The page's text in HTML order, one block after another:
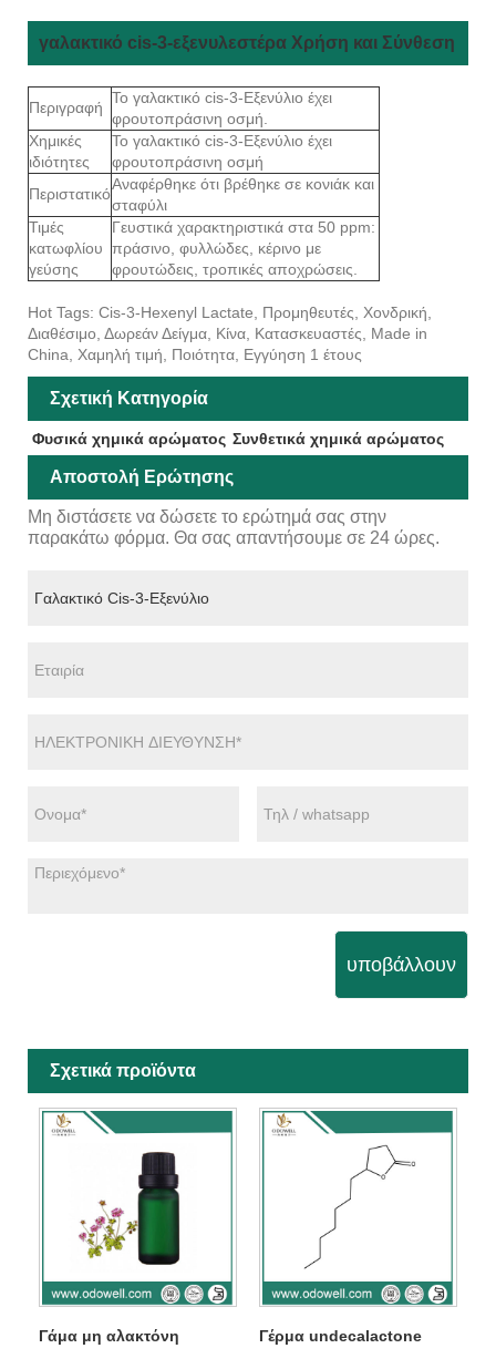
γαλακτικό cis-3-εξενυλεστέρα Χρήση και Σύνθεση
Περιγραφή
Το γαλακτικό cis-3-Εξενύλιο έχει
φρουτοπράσινη οσμή.
Χημικές
ιδιότητες
Το γαλακτικό cis-3-Εξενύλιο έχει
φρουτοπράσινη οσμή
Περιστατικό
Αναφέρθηκε ότι βρέθηκε σε κονιάκ και
σταφύλι
Τιμές
κατωφλίου
γεύσης
Γευστικά χαρακτηριστικά στα 50 ppm:
πράσινο, φυλλώδες, κέρινο με
φρουτώδεις, τροπικές αποχρώσεις.
Hot Tags: Cis-3-Hexenyl Lactate, Προμηθευτές, Χονδρική,
Διαθέσιμο, Δωρεάν Δείγμα, Κίνα, Κατασκευαστές, Made in
China, Χαμηλή τιμή, Ποιότητα, Εγγύηση 1 έτους
Σχετική Κατηγορία
Φυσικά χημικά αρώματος Συνθετικά χημικά αρώματος
Αποστολή Ερώτησης
Μη διστάσετε να δώσετε το ερώτημά σας στην
παρακάτω φόρμα. Θα σας απαντήσουμε σε 24 ώρες.
υποβάλλουν
Σχετικά προϊόντα
Γάμα μη αλακτόνη Γέρμα undecalactone